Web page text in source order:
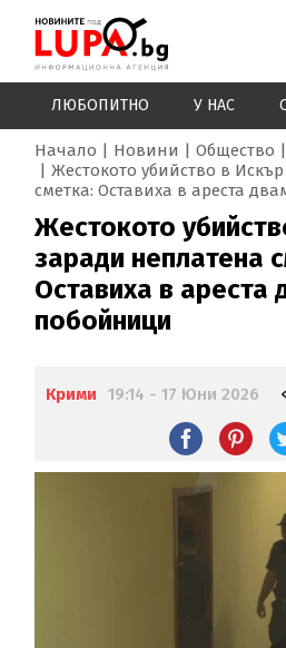
ЛЮБОПИТНО У НАС
Начало Новини Общество
Жестокото убийство в
сметка: Оставиха в ареста
Жестокото
заради неплатена
Оставиха в ареста
побойници
Крими 19:14 - 17 Юни 2026